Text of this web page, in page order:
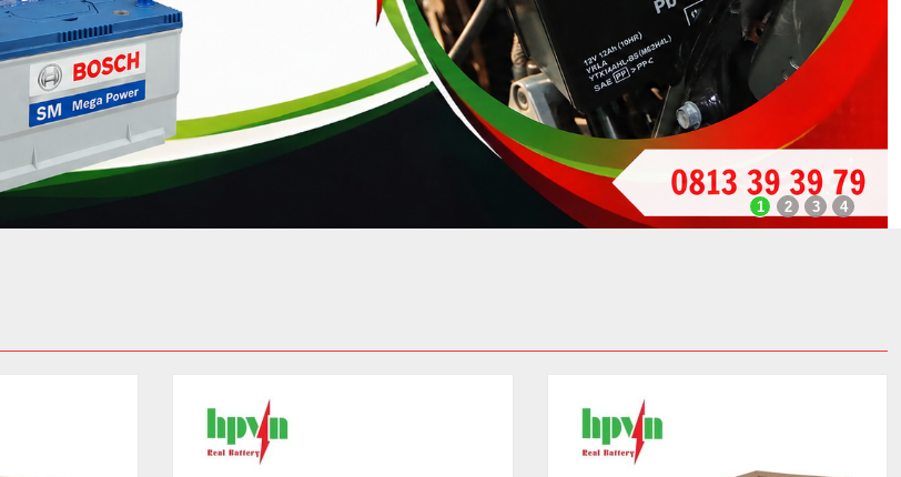
1 2 3 4